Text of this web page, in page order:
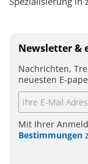
Newsletter &
Nachrichten,
neuesten E-
Mit Ihrer
Bestimmungen